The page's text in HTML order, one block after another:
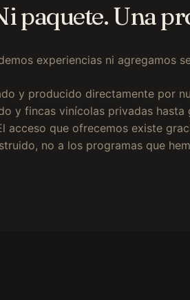
paquete. Una
experiencias ni agregamos
y producido directamente por
y fincas vinícolas privadas hasta
acceso que ofrecemos existe
no a los programas que